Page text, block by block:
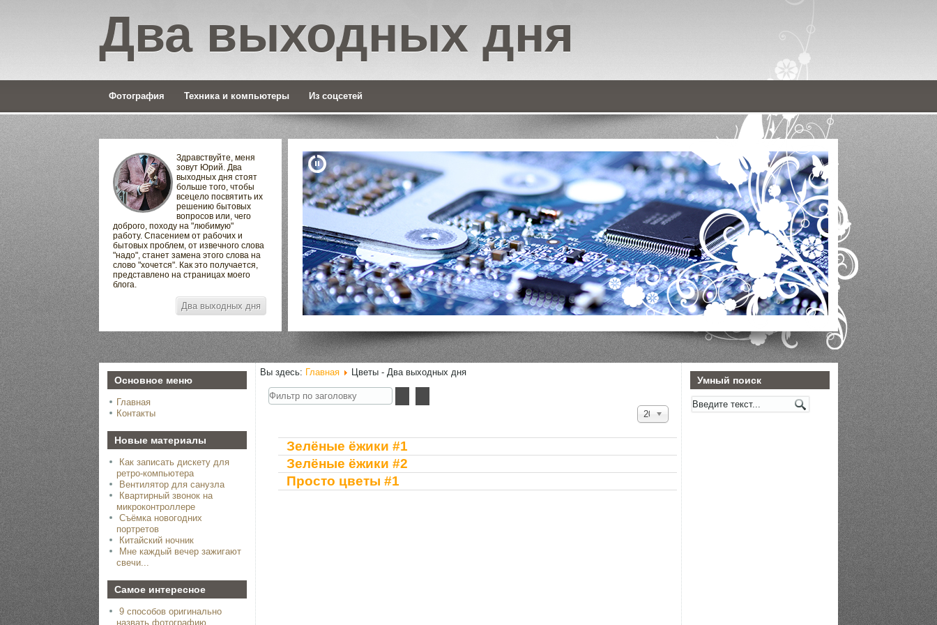
Здравствуйте, меня
зовут Юрий. Два
выходных дня стоят
больше того, чтобы
всецело посвятить их
решению бытовых
вопросов или, чего
доброго, походу на "любимую"
работу. Спасением от рабочих и
бытовых проблем, от извечного слова
"надо", станет замена этого слова на
слово "хочется". Как это получается,
представлено на страницах моего
блога.
Два выходных дня
Два выходных дня
Фотография Техника и компьютеры Из соцсетей
Основное меню
Главная
Контакты
Новые материалы
Как записать дискету для
ретро-компьютера
Вентилятор для санузла
Квартирный звонок на
микроконтроллере
Съёмка новогодних
портретов
Китайский ночник
Мне каждый вечер зажигают
свечи...
Самое интересное
9 способов оригинально
назвать фотографию
Вы здесь: Главная
Цветы - Два выходных дня
Фильтр
по
Кол-
во
20
Зелёные ёжики #1
Зелёные ёжики #2
Просто цветы #1
Умный поиск